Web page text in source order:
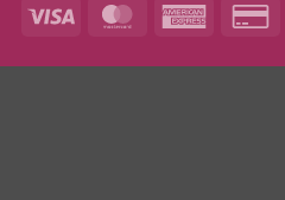
Visa MasterCardAmerican